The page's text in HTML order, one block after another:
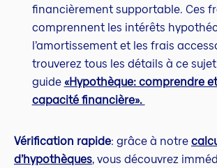
financièrement supportable. Ces
comprennent les intérêts
l’amortissement et les frais
trouverez tous les détails à ce
guide«Hypothèque: comprendre
capacité financière».
Vérification rapide: grâce à notre
d’hypothèques, vous découvrez